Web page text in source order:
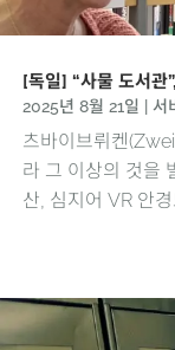
[독일] “사물 도서관
2025년 8월 21일 서
츠바이브뤼켄
라 그 이상의 것을
산, 심지어 VR 안